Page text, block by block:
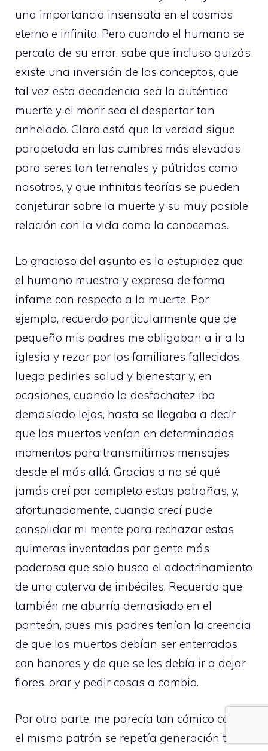
una importancia insensata en el cosmos
eterno e infinito. Pero cuando el humano se
percata de su error, sabe que incluso quizás
existe una inversión de los conceptos, que
tal vez esta decadencia sea la auténtica
muerte y el morir sea el despertar tan
anhelado. Claro está que la verdad sigue
parapetada en las cumbres más elevadas
para seres tan terrenales y pútridos como
nosotros, y que infinitas teorías se pueden
conjeturar sobre la muerte y su muy posible
relación con la vida como la conocemos.
Lo gracioso del asunto es la estupidez que
el humano muestra y expresa de forma
infame con respecto a la muerte. Por
ejemplo, recuerdo particularmente que de
pequeño mis padres me obligaban a ir a la
iglesia y rezar por los familiares fallecidos,
luego pedirles salud y bienestar y, en
ocasiones, cuando la desfachatez iba
demasiado lejos, hasta se llegaba a decir
que los muertos venían en determinados
momentos para transmitirnos mensajes
desde el más allá. Gracias a no sé qué
jamás creí por completo estas patrañas, y,
afortunadamente, cuando crecí pude
consolidar mi mente para rechazar estas
quimeras inventadas por gente más
poderosa que solo busca el adoctrinamiento
de una caterva de imbéciles. Recuerdo que
también me aburría demasiado en el
panteón, pues mis padres tenían la creencia
de que los muertos debían ser enterrados
con honores y de que se les debía ir a dejar
flores, orar y pedir cosas a cambio.
Por otra parte, me parecía tan cómico cómo
el mismo patrón se repetía generación tras